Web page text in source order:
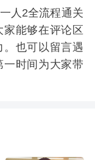
人2全流程通关
能够在评论区
也可以留言遇
时间为大家带